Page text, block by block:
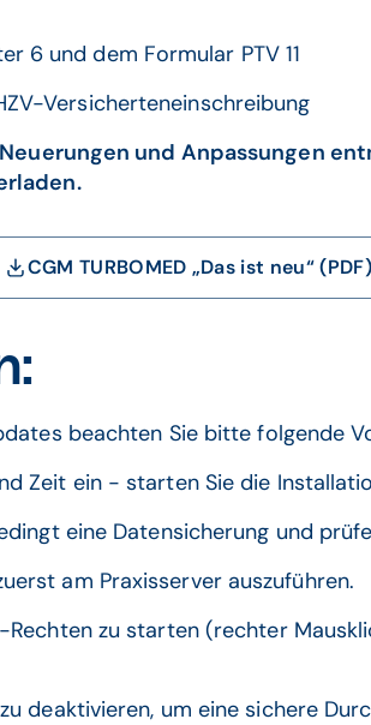
6 und dem Formular PTV 11
Versicherteneinschreibung
und Anpassungen
CGM TURBOMED „Das ist neu“
beachten Sie bitte folgende
Zeit ein - starten Sie die
eine Datensicherung und
am Praxisserver auszuführen.
zu starten (rechter
deaktivieren, um eine sichere